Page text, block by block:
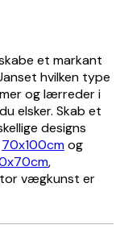
et markant
hvilken type
og lærreder i
elsker. Skab et
designs
70x100cmog
,
vægkunst er